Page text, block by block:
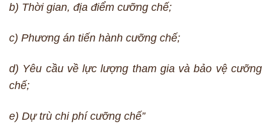
b) Thời gian, địa điểm cưỡng chế;
c) Phương án tiến hành cưỡng chế;
d) Yêu cầu về lực lượng tham gia và bảo vệ cưỡng
chế;
e) Dự trù chi phí cưỡng chế”